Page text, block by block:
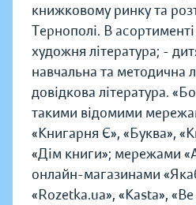
книжковому ринку та
Тернополі. В
художня література; -
навчальна та методична
довідкова література.
такими відомими
«Книгарня Є», «Буква»,
«Дім книги»; мережами
онлайн-магазинами
«Rozetka.ua», «Kasta»,